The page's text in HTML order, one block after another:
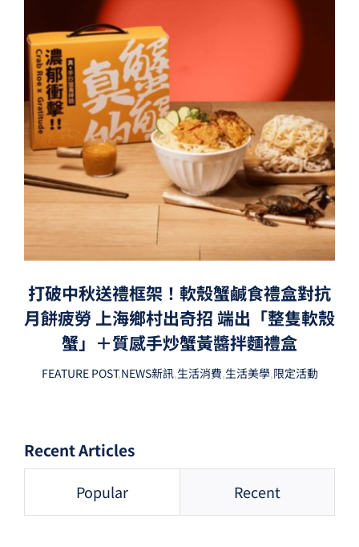
打破中秋送禮框架！軟殼蟹鹹食禮盒對抗
月餅疲勞 上海鄉村出奇招 端出「整隻軟殼
蟹」＋質感手炒蟹黃醬拌麵禮盒
FEATURE POST,NEWS新訊,生活消費,生活美學,限定活動
Recent Articles
Popular Recent